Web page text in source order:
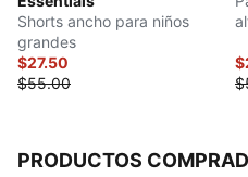
Shorts ancho para niños
grandes
$27.50
$55.00
PRODUCTOS